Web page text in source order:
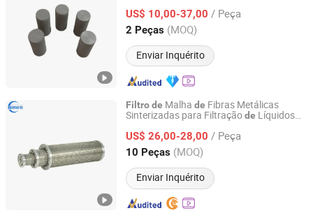
US$ 10,00-37,00 / Peça
2 Peças (MOQ)
Enviar Inquérito
Anhui, China Desde 2011
Filtrode Malha de Fibras Metálicas
Sinterizadas para Filtraçãode Líquidos
US$ 26,00-28,00 / Peça
10 Peças (MOQ)
Enviar Inquérito
ELITE AVIATION MANUFACTURING CO.,LTD
Henan, China Desde 2024